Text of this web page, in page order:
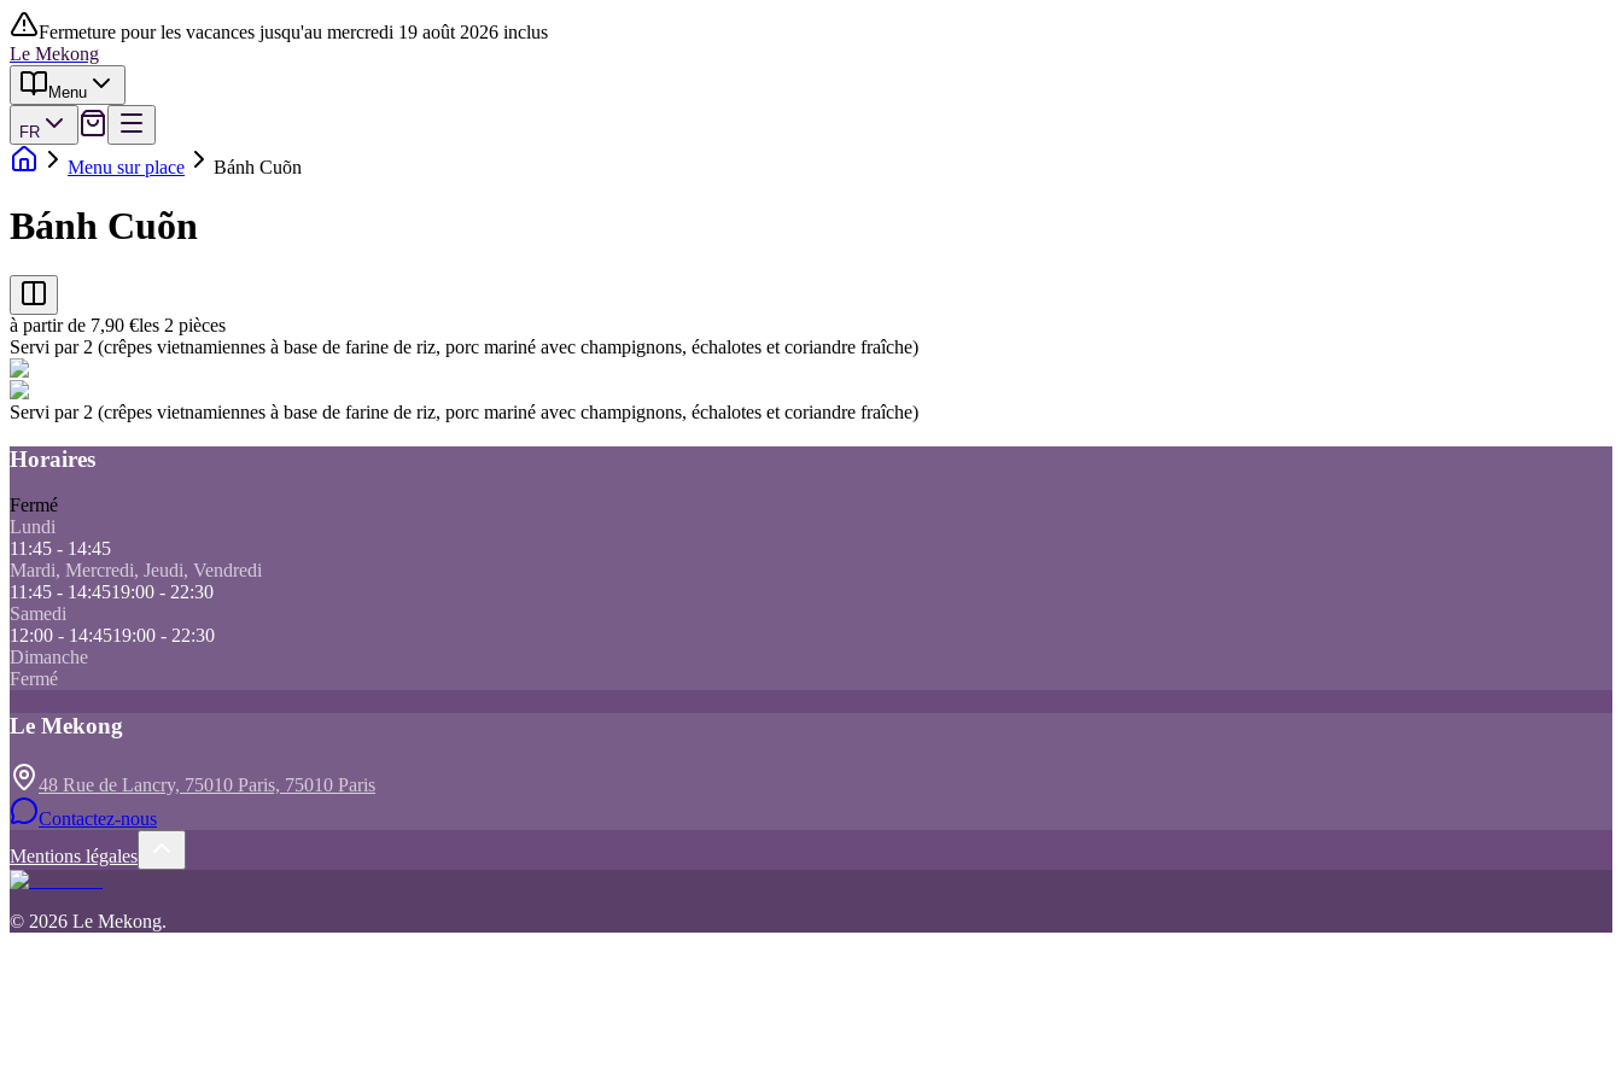
Fermeture pour les vacances jusqu'au mercredi 19 août 2026 inclus
Le Mekong
Menu
FR
Menu sur place Bánh Cuõn
Bánh Cuõn
à partir de 7,90 €les 2 pièces
Servi par 2 (crêpes vietnamiennes à base de farine de riz, porc mariné avec champignons, échalotes et coriandre fraîche)
Servi par 2 (crêpes vietnamiennes à base de farine de riz, porc mariné avec champignons, échalotes et coriandre fraîche)
Horaires
Fermé
Lundi
11:45 - 14:45
Mardi, Mercredi, Jeudi, Vendredi
11:45 - 14:4519:00 - 22:30
Samedi
12:00 - 14:4519:00 - 22:30
Dimanche
Fermé
Le Mekong
48 Rue de Lancry, 75010 Paris, 75010 Paris
Contactez-nous
Mentions légales
© 2026 Le Mekong.